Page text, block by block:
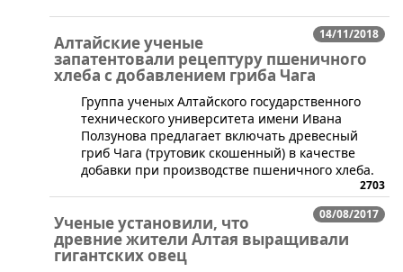
14/11/2018
Алтайские ученые
запатентовали рецептуру пшеничного
хлеба с добавлением гриба Чага
Группа ученых Алтайского государственного
технического университета имени Ивана
Ползунова предлагает включать древесный
гриб Чага (трутовик скошенный) в качестве
добавки при производстве пшеничного хлеба.
2703
08/08/2017
Ученые установили, что
древние жители Алтая выращивали
гигантских овец